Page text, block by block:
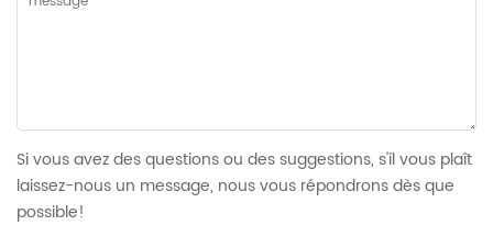
Si vous avez des questions ou des suggestions, s'il vous plaît
laissez-nous un message, nous vous répondrons dès que
possible!